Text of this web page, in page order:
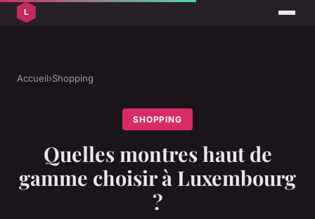
Accueil›Shopping
SHOPPING
Quelles montres haut de
gamme choisir à Luxembourg
?